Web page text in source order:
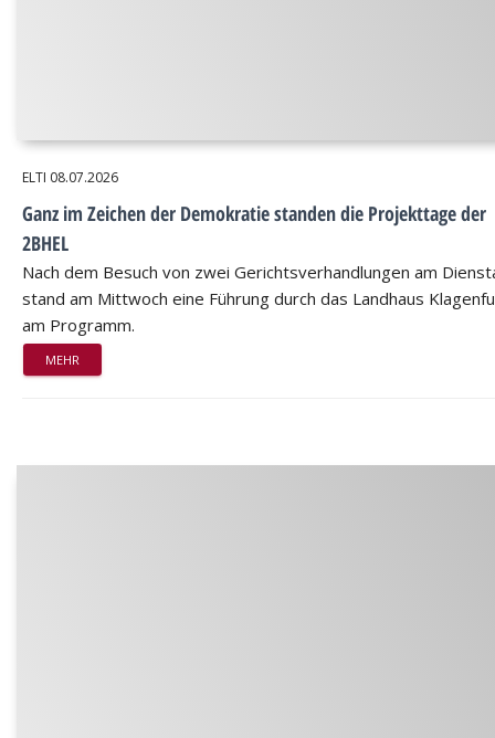
ELTI 08.07.2026
Ganz im Zeichen der Demokratie standen die Projekttage der
2BHEL
Nach dem Besuch von zwei Gerichtsverhandlungen am
stand am Mittwoch eine Führung durch das Landhaus
am Programm.
MEHR